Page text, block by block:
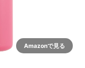
Amazonで見る